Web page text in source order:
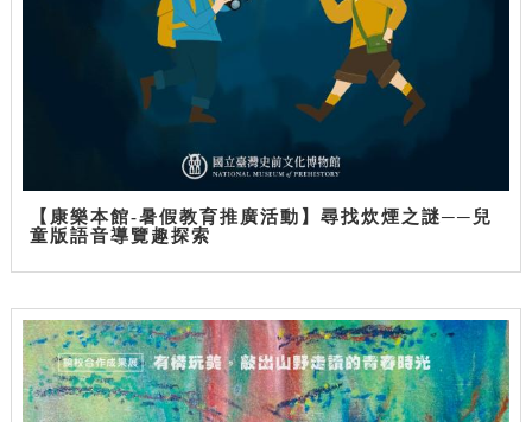
【康樂本館-暑假教育推廣活動】尋找炊煙之謎──兒
童版語音導覽趣探索